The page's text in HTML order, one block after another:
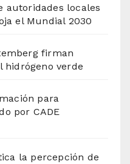
autoridades locales
el Mundial 2030
firman
verde
para
por CADE
la percepción de